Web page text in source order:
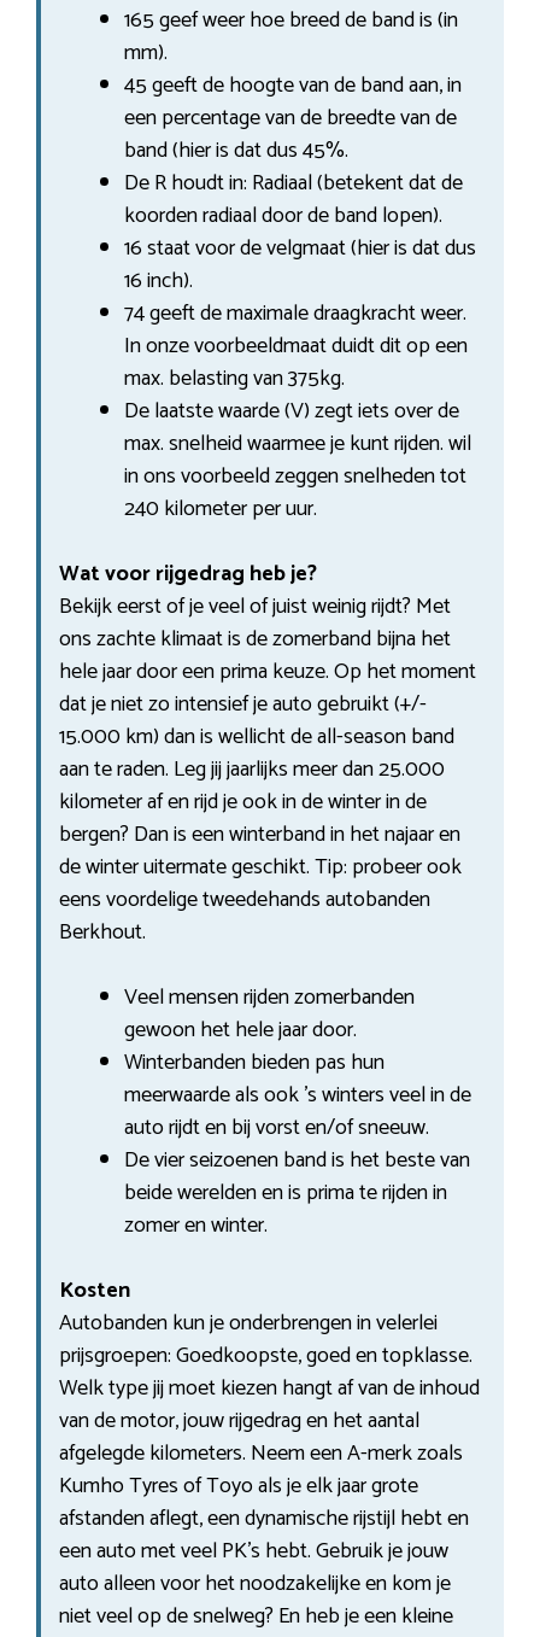
165 geef weer hoe breed de band is (in
mm).
45 geeft de hoogte van de band aan, in
een percentage van de breedte van de
band (hier is dat dus 45%.
De R houdt in: Radiaal (betekent dat de
koorden radiaal door de band lopen).
16 staat voor de velgmaat (hier is dat dus
16 inch).
74 geeft de maximale draagkracht weer.
In onze voorbeeldmaat duidt dit op een
max. belasting van 375kg.
De laatste waarde (V) zegt iets over de
max. snelheid waarmee je kunt rijden. wil
in ons voorbeeld zeggen snelheden tot
240 kilometer per uur.
Wat voor rijgedrag heb je?
Bekijk eerst of je veel of juist weinig rijdt? Met
ons zachte klimaat is de zomerband bijna het
hele jaar door een prima keuze. Op het moment
dat je niet zo intensief je auto gebruikt (+/-
15.000 km) dan is wellicht de all-season band
aan te raden. Leg jij jaarlijks meer dan 25.000
kilometer af en rijd je ook in de winter in de
bergen? Dan is een winterband in het najaar en
de winter uitermate geschikt. Tip: probeer ook
eens voordelige tweedehands autobanden
Berkhout.
Veel mensen rijden zomerbanden
gewoon het hele jaar door.
Winterbanden bieden pas hun
meerwaarde als ook ’s winters veel in de
auto rijdt en bij vorst en/of sneeuw.
De vier seizoenen band is het beste van
beide werelden en is prima te rijden in
zomer en winter.
Kosten
Autobanden kun je onderbrengen in velerlei
prijsgroepen: Goedkoopste, goed en topklasse.
Welk type jij moet kiezen hangt af van de inhoud
van de motor, jouw rijgedrag en het aantal
afgelegde kilometers. Neem een A-merk zoals
Kumho Tyres of Toyo als je elk jaar grote
afstanden aflegt, een dynamische rijstijl hebt en
een auto met veel PK’s hebt. Gebruik je jouw
auto alleen voor het noodzakelijke en kom je
niet veel op de snelweg? En heb je een kleine